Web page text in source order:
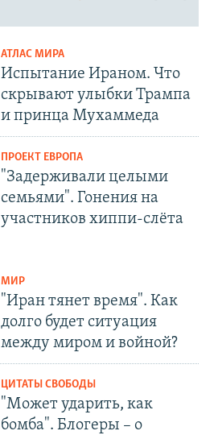
АТЛАС МИРА
Испытание Ираном. Что
скрывают улыбки Трампа
и принца Мухаммеда
ПРОЕКТ ЕВРОПА
"Задерживали целыми
семьями". Гонения на
участников хиппи-слёта
МИР
"Иран тянет время". Как
долго будет ситуация
между миром и войной?
ЦИТАТЫ СВОБОДЫ
"Может ударить, как
бомба". Блогеры – о